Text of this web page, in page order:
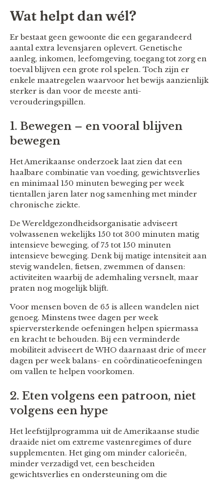
Wat helpt dan wél?
Er bestaat geen gewoonte die een gegarandeerd
aantal extra levensjaren oplevert. Genetische
aanleg, inkomen, leefomgeving, toegang tot zorg en
toeval blijven een grote rol spelen. Toch zijn er
enkele maatregelen waarvoor het bewijs aanzienlijk
sterker is dan voor de meeste anti-
verouderingspillen.
1. Bewegen – en vooral blijven
bewegen
Het Amerikaanse onderzoek laat zien dat een
haalbare combinatie van voeding, gewichtsverlies
en minimaal 150 minuten beweging per week
tientallen jaren later nog samenhing met minder
chronische ziekte.
De Wereldgezondheidsorganisatie adviseert
volwassenen wekelijks 150 tot 300 minuten matig
intensieve beweging, of 75 tot 150 minuten
intensieve beweging. Denk bij matige intensiteit aan
stevig wandelen, fietsen, zwemmen of dansen:
activiteiten waarbij de ademhaling versnelt, maar
praten nog mogelijk blijft.
Voor mensen boven de 65 is alleen wandelen niet
genoeg. Minstens twee dagen per week
spierversterkende oefeningen helpen spiermassa
en kracht te behouden. Bij een verminderde
mobiliteit adviseert de WHO daarnaast drie of meer
dagen per week balans- en coördinatieoefeningen
om vallen te helpen voorkomen.
2. Eten volgens een patroon, niet
volgens een hype
Het leefstijlprogramma uit de Amerikaanse studie
draaide niet om extreme vastenregimes of dure
supplementen. Het ging om minder calorieën,
minder verzadigd vet, een bescheiden
gewichtsverlies en ondersteuning om die